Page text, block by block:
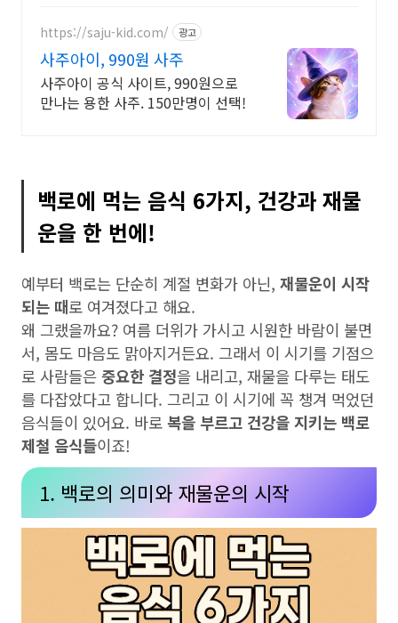
https://saju-kid.com/ 광고
사주아이, 990원 사주
사주아이 공식 사이트, 990원으로
만나는 용한 사주. 150만명이 선택!
백로에 먹는 음식 6가지, 건강과 재물
운을 한 번에!
예부터 백로는 단순히 계절 변화가 아닌, 재물운이 시작
되는 때로 여겨졌다고 해요.
왜 그랬을까요? 여름 더위가 가시고 시원한 바람이 불면
서, 몸도 마음도 맑아지거든요. 그래서 이 시기를 기점으
로 사람들은 중요한 결정을 내리고, 재물을 다루는 태도
를 다잡았다고 합니다. 그리고 이 시기에 꼭 챙겨 먹었던
음식들이 있어요. 바로 복을 부르고 건강을 지키는 백로
제철 음식들이죠!
1. 백로의 의미와 재물운의 시작